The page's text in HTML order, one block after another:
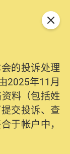
的投诉处理
2025年11月
料（包括姓
交投诉、查
于帐户中，
关闭